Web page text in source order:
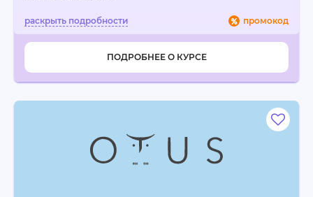
промокод
ПОДРОБНЕЕ О КУРСЕ